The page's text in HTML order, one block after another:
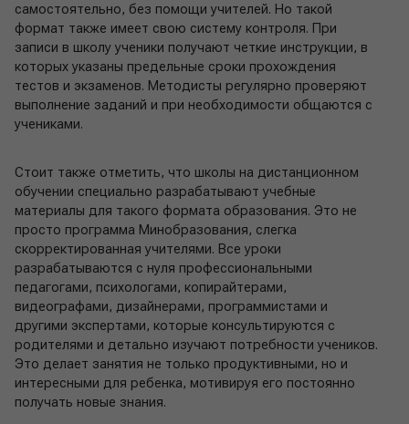
самостоятельно, без помощи учителей. Но такой
формат также имеет свою систему контроля. При
записи в школу ученики получают четкие инструкции, в
которых указаны предельные сроки прохождения
тестов и экзаменов. Методисты регулярно проверяют
выполнение заданий и при необходимости общаются с
учениками.
Стоит также отметить, что школы на дистанционном
обучении специально разрабатывают учебные
материалы для такого формата образования. Это не
просто программа Минобразования, слегка
скорректированная учителями. Все уроки
разрабатываются с нуля профессиональными
педагогами, психологами, копирайтерами,
видеографами, дизайнерами, программистами и
другими экспертами, которые консультируются с
родителями и детально изучают потребности учеников.
Это делает занятия не только продуктивными, но и
интересными для ребенка, мотивируя его постоянно
получать новые знания.